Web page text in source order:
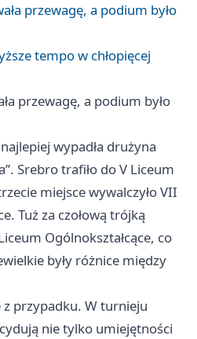
przewagę, a podium było
tempo w chłopięcej
przewagę, a podium było
wypadła drużyna
Srebro trafiło do V Liceum
miejsce wywalczyło VII
Tuż za czołową trójką
Ogólnokształcące, co
były różnice między
z przypadku. W turnieju
nie tylko umiejętności